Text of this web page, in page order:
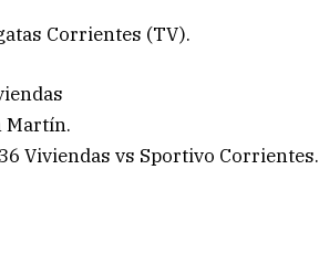
Corrientes (TV).
Martín.
Viviendas vs Sportivo Corrientes.